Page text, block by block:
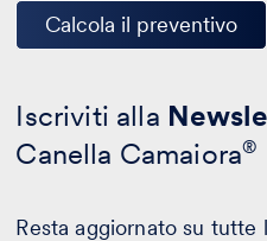
Calcola il preventivo
Iscriviti alla
Canella Camaiora®
Resta aggiornato su